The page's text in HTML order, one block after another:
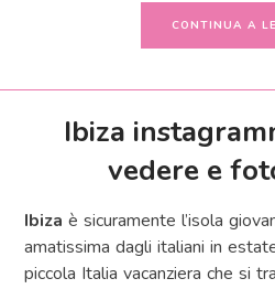
CONTINUA A
Ibiza
vedere e
Ibiza è sicuramente l’isola
amatissima dagli italiani in
piccola Italia vacanziera che si